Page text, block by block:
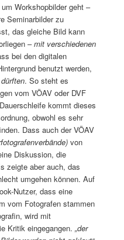
Workshopbilder geht –
Seminarbilder zu
das gleiche Bild kann
–mit verschiedenen
bei den digitalen
benutzt werden,
. So steht es
vom VÖAV oder DVF
kommt dieses
obwohl es sehr
Dass auch der VÖAV
von
Diskussion, die
zeigte aber auch, das
umgehen können. Auf
Nutzer, dass eine
vom Fotografen stammen
wird mit
Kritik eingegangen. „der